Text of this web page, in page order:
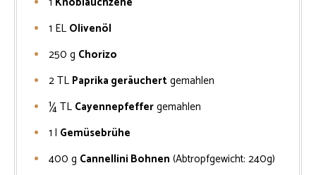
1 EL Olivenöl
250 g Chorizo
2TL Paprika geräuchertgemahlen
¼TL Cayennepfeffergemahlen
1 l Gemüsebrühe
400 g Cannellini Bohnen (Abtropfgewicht: 240g)